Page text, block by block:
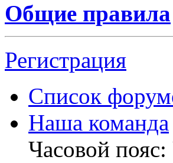
Общие правила
Регистрация
Список
Наша команда
Часовой